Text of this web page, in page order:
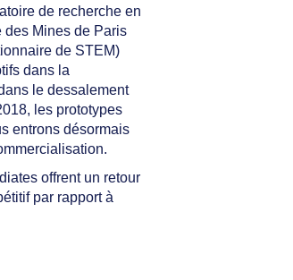
de recherche en
des Mines de Paris
de STEM)
dans la
le dessalement
les prototypes
entrons désormais
offrent un retour
par rapport à